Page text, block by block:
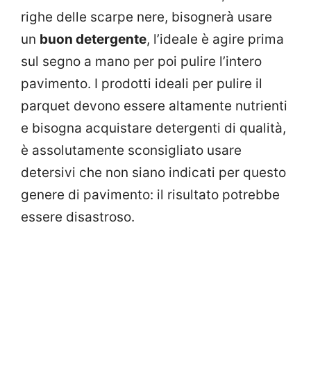
righe delle scarpe nere, bisognerà usare
un buon detergente, l’ideale è agire prima
sul segno a mano per poi pulire l’intero
pavimento. I prodotti ideali per pulire il
parquet devono essere altamente nutrienti
e bisogna acquistare detergenti di qualità,
è assolutamente sconsigliato usare
detersivi che non siano indicati per questo
genere di pavimento: il risultato potrebbe
essere disastroso.